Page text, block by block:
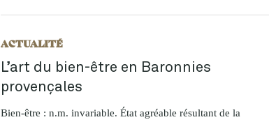
ACTUALITÉ
L’art du bien-être en Baronnies
provençales
Bien-être : n.m. invariable. État agréable résultant de la